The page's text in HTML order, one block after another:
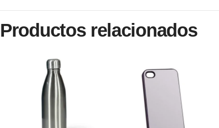
Productos relacionados